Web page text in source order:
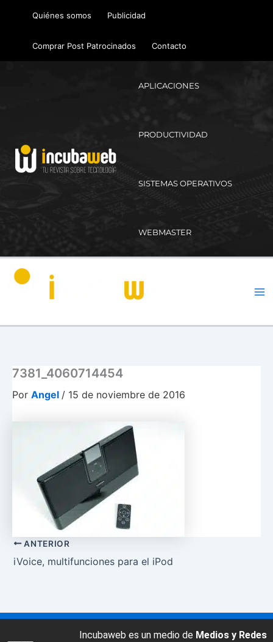
Quiénes somos Publicidad
Comprar Post Patrocinados Contacto
APLICACIONES
PRODUCTIVIDAD
SISTEMAS OPERATIVOS
WEBMASTER
7381_4060714454
Por Angel / 15 de noviembre de 2016
ANTERIOR
iVoice, multifunciones para el iPod
Incubaweb es un medio de Medios y Redes